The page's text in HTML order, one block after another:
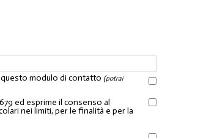
modulo di contatto (potrai
ed esprime il consenso al
nei limiti, per le finalità e per la